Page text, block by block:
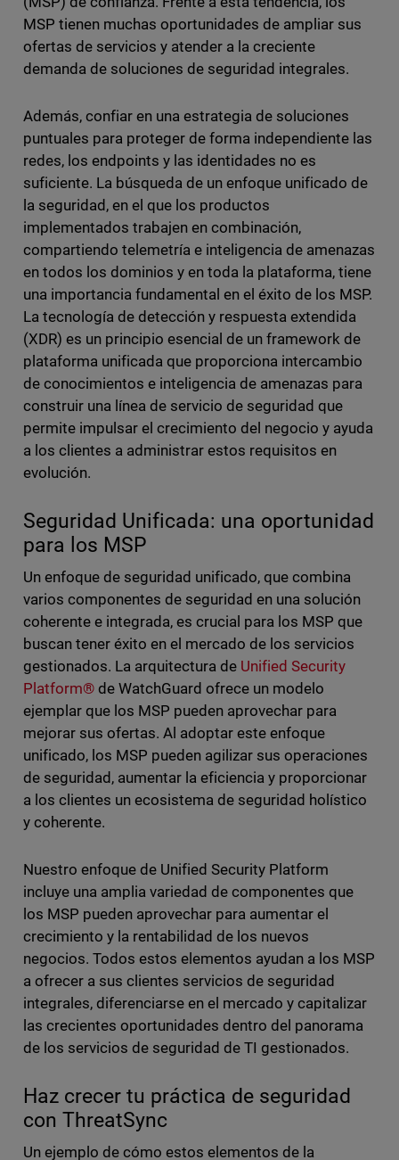
MSP tienen muchas oportunidades de ampliar sus
ofertas de servicios y atender a la creciente
demanda de soluciones de seguridad integrales.
Además, confiar en una estrategia de soluciones
puntuales para proteger de forma independiente las
redes, los endpoints y las identidades no es
suficiente. La búsqueda de un enfoque unificado de
la seguridad, en el que los productos
implementados trabajen en combinación,
compartiendo telemetría e inteligencia de amenazas
en todos los dominios y en toda la plataforma, tiene
una importancia fundamental en el éxito de los MSP.
La tecnología de detección y respuesta extendida
(XDR) es un principio esencial de un framework de
plataforma unificada que proporciona intercambio
de conocimientos e inteligencia de amenazas para
construir una línea de servicio de seguridad que
permite impulsar el crecimiento del negocio y ayuda
a los clientes a administrar estos requisitos en
evolución.
Seguridad Unificada: una oportunidad
para los MSP
Un enfoque de seguridad unificado, que combina
varios componentes de seguridad en una solución
coherente e integrada, es crucial para los MSP que
buscan tener éxito en el mercado de los servicios
gestionados. La arquitectura de Unified Security
Platform®de WatchGuard ofrece un modelo
ejemplar que los MSP pueden aprovechar para
mejorar sus ofertas. Al adoptar este enfoque
unificado, los MSP pueden agilizar sus operaciones
de seguridad, aumentar la eficiencia y proporcionar
a los clientes un ecosistema de seguridad holístico
y coherente.
Nuestro enfoque de Unified Security Platform
incluye una amplia variedad de componentes que
los MSP pueden aprovechar para aumentar el
crecimiento y la rentabilidad de los nuevos
negocios. Todos estos elementos ayudan a los MSP
a ofrecer a sus clientes servicios de seguridad
integrales, diferenciarse en el mercado y capitalizar
las crecientes oportunidades dentro del panorama
de los servicios de seguridad de TI gestionados.
Haz crecer tu práctica de seguridad
con ThreatSync
Un ejemplo de cómo estos elementos de la